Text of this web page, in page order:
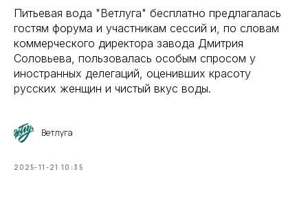
Питьевая вода "Ветлуга" бесплатно предлагалась
гостям форума и участникам сессий и, по словам
коммерческого директора завода Дмитрия
Соловьева, пользовалась особым спросом у
иностранных делегаций, оценивших красоту
русских женщин и чистый вкус воды.
Ветлуга
2025-11-21 10:35